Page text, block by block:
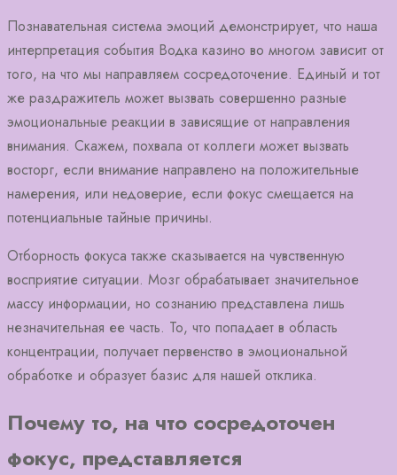
Познавательная система эмоций демонстрирует, что наша
интерпретация события Водка казино во многом зависит от
того, на что мы направляем сосредоточение. Единый и тот
же раздражитель может вызвать совершенно разные
эмоциональные реакции в зависящие от направления
внимания. Скажем, похвала от коллеги может вызвать
восторг, если внимание направлено на положительные
намерения, или недоверие, если фокус смещается на
потенциальные тайные причины.
Отборность фокуса также сказывается на чувственную
восприятие ситуации. Мозг обрабатывает значительное
массу информации, но сознанию представлена лишь
незначительная ее часть. То, что попадает в область
концентрации, получает первенство в эмоциональной
обработке и образует базис для нашей отклика.
Почему то, на что сосредоточен
фокус, представляется